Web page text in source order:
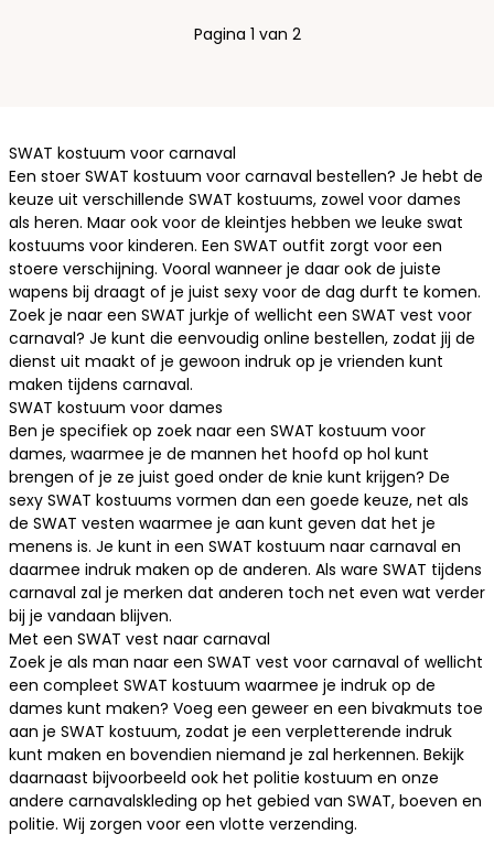
Pagina 1 van 2
SWAT kostuum voor carnaval
Een stoer SWAT kostuum voor carnaval bestellen? Je hebt de
keuze uit verschillende SWAT kostuums, zowel voor dames
als heren. Maar ook voor de kleintjes hebben we leuke swat
kostuums voor kinderen. Een SWAT outfit zorgt voor een
stoere verschijning. Vooral wanneer je daar ook de juiste
wapens bij draagt of je juist sexy voor de dag durft te komen.
Zoek je naar een SWAT jurkje of wellicht een SWAT vest voor
carnaval? Je kunt die eenvoudig online bestellen, zodat jij de
dienst uit maakt of je gewoon indruk op je vrienden kunt
maken tijdens carnaval.
SWAT kostuum voor dames
Ben je specifiek op zoek naar een SWAT kostuum voor
dames, waarmee je de mannen het hoofd op hol kunt
brengen of je ze juist goed onder de knie kunt krijgen? De
sexy SWAT kostuums vormen dan een goede keuze, net als
de SWAT vesten waarmee je aan kunt geven dat het je
menens is. Je kunt in een SWAT kostuum naar carnaval en
daarmee indruk maken op de anderen. Als ware SWAT tijdens
carnaval zal je merken dat anderen toch net even wat verder
bij je vandaan blijven.
Met een SWAT vest naar carnaval
Zoek je als man naar een SWAT vest voor carnaval of wellicht
een compleet SWAT kostuum waarmee je indruk op de
dames kunt maken? Voeg een geweer en een bivakmuts toe
aan je SWAT kostuum, zodat je een verpletterende indruk
kunt maken en bovendien niemand je zal herkennen. Bekijk
daarnaast bijvoorbeeld ook het politie kostuum en onze
andere carnavalskleding op het gebied van SWAT, boeven en
politie. Wij zorgen voor een vlotte verzending.